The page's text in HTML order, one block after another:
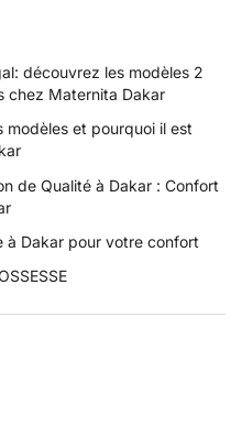
découvrez les modèles 2
chez Maternita Dakar
modèles et pourquoi il est
de Qualité à Dakar : Confort
à Dakar pour votre confort